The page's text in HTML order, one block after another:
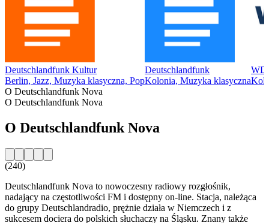
Deutschlandfunk Kultur
Berlin, Jazz, Muzyka klasyczna, Pop
Deutschlandfunk
Kolonia, Muzyka klasyczna
O Deutschlandfunk Nova
O Deutschlandfunk Nova
O Deutschlandfunk Nova
(240)
Deutschlandfunk Nova to nowoczesny radiowy rozgłośnik,
nadający na częstotliwości FM i dostępny on-line. Stacja, należąca
do grupy Deutschlandradio, prężnie działa w Niemczech i z
sukcesem dociera do polskich słuchaczy na Śląsku. Znany także